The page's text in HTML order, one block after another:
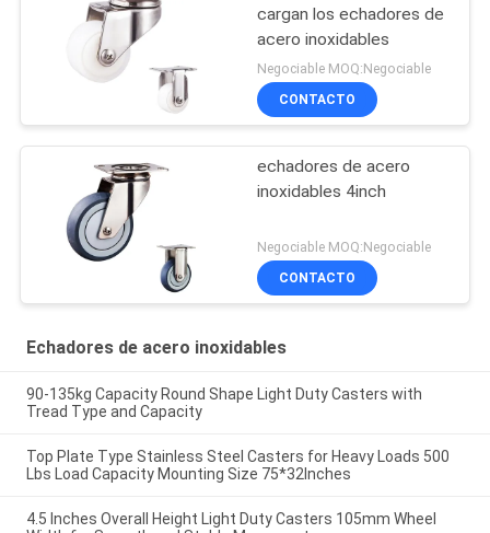
cargan los echadores de
acero inoxidables
Negociable MOQ:Negociable
CONTACTO
echadores de acero
inoxidables 4inch
Negociable MOQ:Negociable
CONTACTO
Echadores de acero inoxidables
90-135kg Capacity Round Shape Light Duty Casters with
Tread Type and Capacity
Top Plate Type Stainless Steel Casters for Heavy Loads 500
Lbs Load Capacity Mounting Size 75*32Inches
4.5 Inches Overall Height Light Duty Casters 105mm Wheel